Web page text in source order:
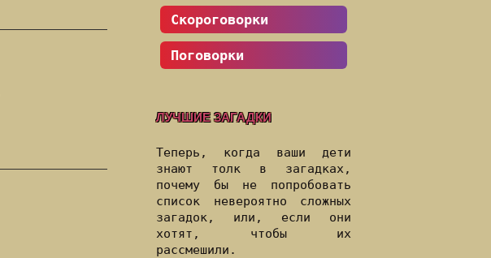
Скороговорки
Поговорки
ЛУЧШИЕ ЗАГАДКИ
Теперь, когда ваши дети
знают толк в загадках,
почему бы не попробовать
список невероятно сложных
загадок, или, если они
хотят, чтобы их
рассмешили.